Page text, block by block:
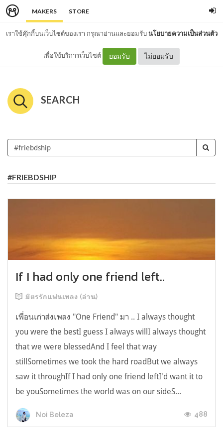
MAKERS STORE
เราใช้คุ๊กกี้บนเว็บไซต์ของเรา กรุณาอ่านและยอมรับนโยบายความเป็นส่วนตัว
เพื่อใช้บริการเว็บไซต์ ยอมรับ ไม่ยอมรับ
SEARCH
#FRIEBDSHIP
If I had only one friend left..
มิตรรักแฟนเพลง (อ่าน)
เพื่อนเก่าส่งเพลง "One Friend" มา .. I always thought
you were the bestI guess I always willI always thought
that we were blessedAnd I feel that way
stillSometimes we took the hard roadBut we always
saw it throughIf I had only one friend leftI'd want it to
be youSometimes the world was on our sideS...
Noi Beleza 488